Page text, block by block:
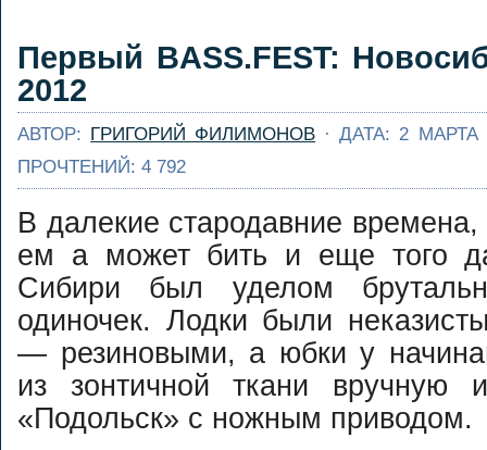
Этапы ...Далее...
[caption
align="alignnone"
width="604"]
пост.
кратко,
информативно.
впечатление:
подготовки
несколько лет
просто до
Никаких ...Далее...
Как
каяке запасное
Люди обычно
запасном весле,
кто-то из друзей
или теряет
Предположим,
Первый BASS.FEST:
2012
АВТОР: ГРИГОРИЙ ФИЛИМОНОВ · ДАТА: 2 МАРТА
ПРОЧТЕНИЙ: 4 792
В далекие стародавние времена,
ем а может бить и еще того
Сибири был уделом
одиночек. Лодки были
— резиновыми, а юбки у
из зонтичной ткани вручную
«Подольск» с ножным приводом.